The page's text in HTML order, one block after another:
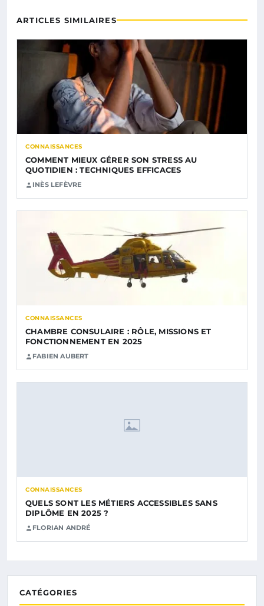
ARTICLES SIMILAIRES
CONNAISSANCES
COMMENT MIEUX GÉRER SON STRESS AU
QUOTIDIEN : TECHNIQUES EFFICACES
INÈS LEFÈVRE
CONNAISSANCES
CHAMBRE CONSULAIRE : RÔLE, MISSIONS ET
FONCTIONNEMENT EN 2025
FABIEN AUBERT
CONNAISSANCES
QUELS SONT LES MÉTIERS ACCESSIBLES SANS
DIPLÔME EN 2025 ?
FLORIAN ANDRÉ
CATÉGORIES